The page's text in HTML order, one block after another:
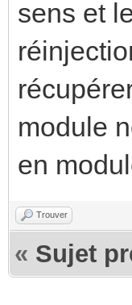
sens et
module
en
Trouver
« Sujet